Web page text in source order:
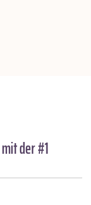
mit der #1